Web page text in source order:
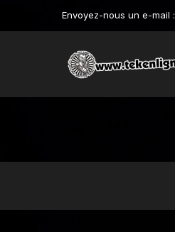
Envoyez-nous un e-mail :